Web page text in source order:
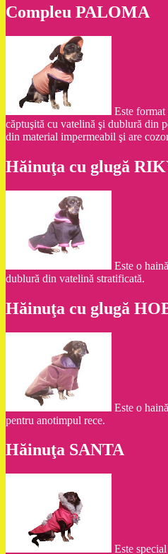
Compleu PALOMA
Este format
căptuşită cu vatelină şi dublură din
din material impermeabil şi are
Hăinuţa cu glugă
Este o
dublură din vatelină stratificată.
Hăinuţa cu glugă
Este o
pentru anotimpul rece.
Hăinuţa SANTA
Este